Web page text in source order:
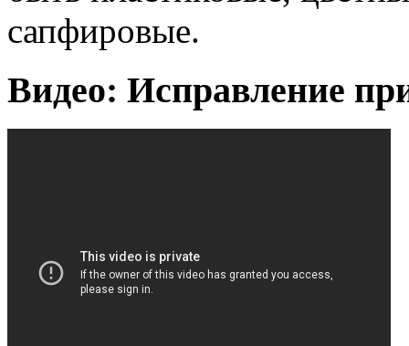
сапфировые.
Видео: Исправление